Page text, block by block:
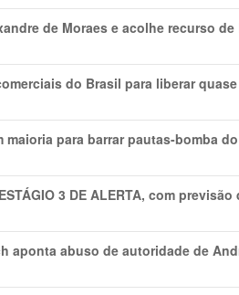
de Moraes e acolhe recurso
do Brasil para liberar
maioria para barrar pautas-bomba
3 DE ALERTA, com
aponta abuso de autoridade de